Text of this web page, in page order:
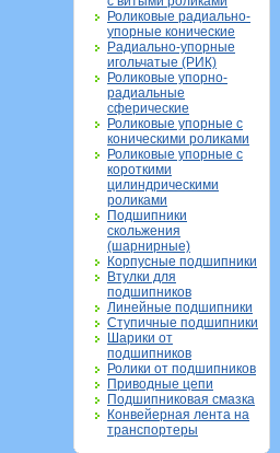
Роликовые радиально-
упорные конические
Радиально-упорные
игольчатые (РИК)
Роликовые упорно-
радиальные
сферические
Роликовые упорные с
коническими роликами
Роликовые упорные с
короткими
цилиндрическими
роликами
Подшипники
скольжения
(шарнирные)
Корпусные подшипники
Втулки для
подшипников
Линейные подшипники
Ступичные подшипники
Шарики от
подшипников
Ролики от подшипников
Приводные цепи
Подшипниковая смазка
Конвейерная лента на
транспортеры